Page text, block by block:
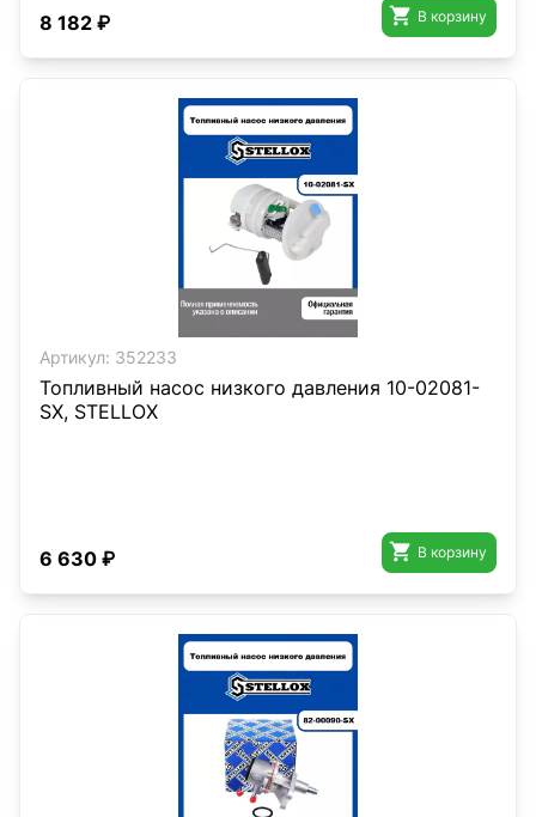
8 182 ₽  В корзину
Артикул: 352233
Топливный насос низкого давления 10-02081-
SX, STELLOX
6 630 ₽  В корзину